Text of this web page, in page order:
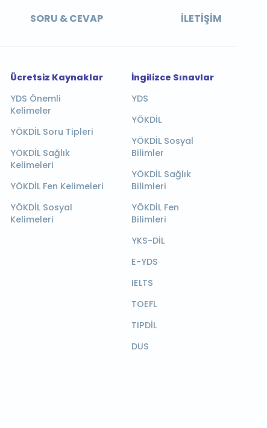
SORU & CEVAP İLETIŞIM
Ücretsiz Kaynaklar
YDS Önemli
Kelimeler
YÖKDİL Soru Tipleri
YÖKDİL Sağlık
Kelimeleri
YÖKDİL Fen Kelimeleri
YÖKDİL Sosyal
Kelimeleri
İngilizce Sınavlar
YDS
YÖKDİL
YÖKDİL Sosyal
Bilimler
YÖKDİL Sağlık
Bilimleri
YÖKDİL Fen
Bilimleri
YKS-DİL
E-YDS
IELTS
TOEFL
TIPDİL
DUS